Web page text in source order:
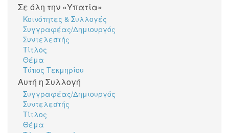
Σε όλη την «Υπατία»
Κοινότητες & Συλλογές
Συγγραφέας/Δημιουργός
Συντελεστής
Τίτλος
Θέμα
Τύπος Τεκμηρίου
Αυτή η Συλλογή
Συγγραφέας/Δημιουργός
Συντελεστής
Τίτλος
Θέμα